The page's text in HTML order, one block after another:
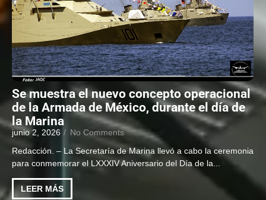
Se muestra el nuevo concepto operacional
de la Armada de México, durante el día de
la Marina
junio 2, 2026 / No Comments
Redacción. – La Secretaría de Marina llevó a cabo la ceremonia
para conmemorar el LXXXIV Aniversario del Día de la...
LEER MÁS